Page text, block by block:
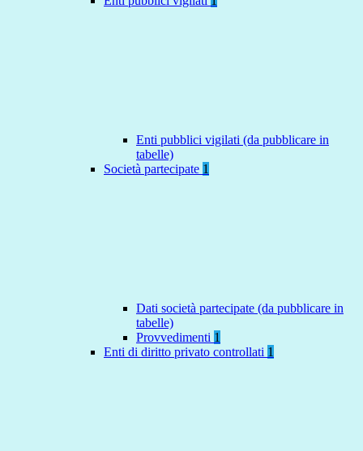
Enti pubblici vigilati (da pubblicare in
tabelle)
Società partecipate 1
Dati società partecipate (da pubblicare in
tabelle)
Provvedimenti 1
Enti di diritto privato controllati 1